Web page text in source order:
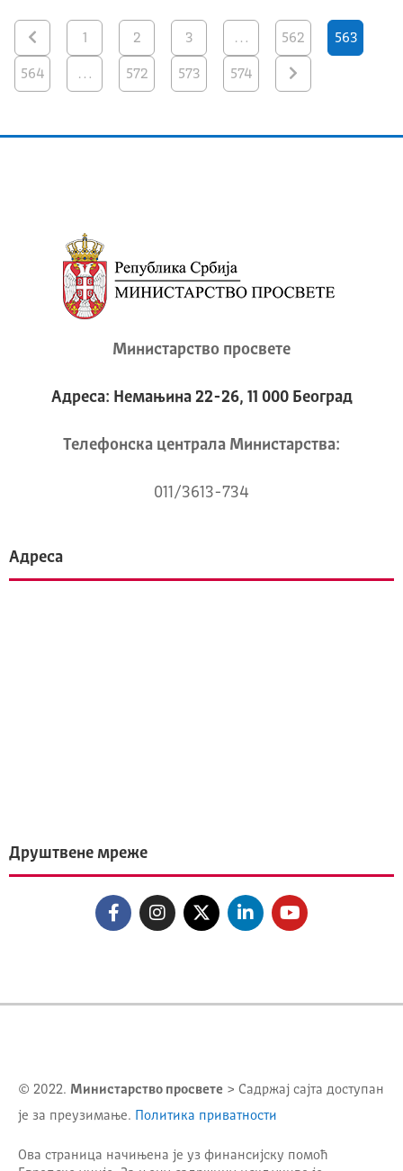
1 2 3 … 562 563
564 … 572 573 574
Министарство просвете
Адреса: Немањина 22-26, 11 000 Београд
Телeфонска централа Mинистарства:
011/3613-734
Адреса
Друштвене мреже
© 2022. Министарство просвете > Садржај сајта доступан
је за преузимање. Политика приватности
Ова страница начињена је уз финансијску помоћ